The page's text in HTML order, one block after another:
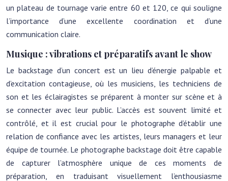
un plateau de tournage varie entre 60 et 120, ce qui souligne
l’importance d’une excellente coordination et d’une
communication claire.
Musique : vibrations et préparatifs avant le show
Le backstage d’un concert est un lieu d’énergie palpable et
d’excitation contagieuse, où les musiciens, les techniciens de
son et les éclairagistes se préparent à monter sur scène et à
se connecter avec leur public. L’accès est souvent limité et
contrôlé, et il est crucial pour le photographe d’établir une
relation de confiance avec les artistes, leurs managers et leur
équipe de tournée. Le photographe backstage doit être capable
de capturer l’atmosphère unique de ces moments de
préparation, en traduisant visuellement l’enthousiasme